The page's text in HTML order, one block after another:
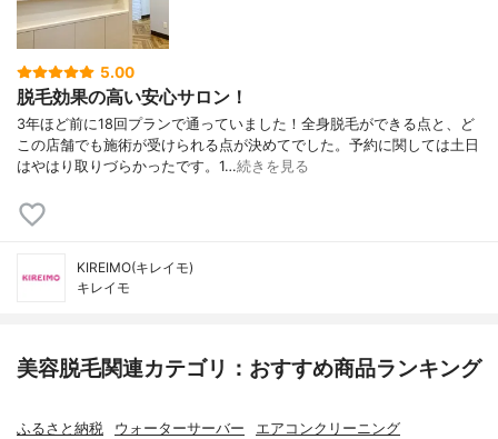
5.00
脱毛効果の高い安心サロン！
3年ほど前に18回プランで通っていました！全身脱毛ができる点と、ど
この店舗でも施術が受けられる点が決めてでした。予約に関しては土日
はやはり取りづらかったです。1…続きを見る
KIREIMO(キレイモ)
キレイモ
美容脱毛関連カテゴリ：おすすめ商品ランキング
ふるさと納税 ウォーターサーバー エアコンクリーニング